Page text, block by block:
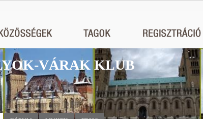
VÁRAK KLUB